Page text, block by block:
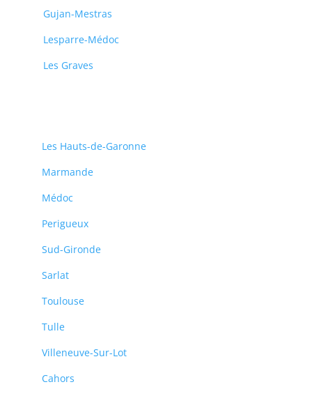
Gujan-Mestras
Lesparre-Médoc
Les Graves
Les Hauts-de-Garonne
Marmande
Médoc
Perigueux
Sud-Gironde
Sarlat
Toulouse
Tulle
Villeneuve-Sur-Lot
Cahors